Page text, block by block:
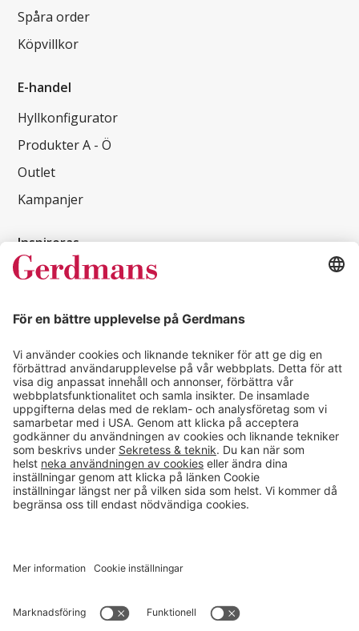
Spåra order
Köpvillkor
E-handel
Hyllkonfigurator
Produkter A - Ö
Outlet
Kampanjer
Inspireras
Kundcase
Läsvärt
Kontakt
info@gerdmans.se
0433-740 80
Kundservice öppettider
Vardagar 07.30-17.00
© 2026 Gerdmans Inredningar AB Alla priser är exklusive moms.
Cookie inställningar